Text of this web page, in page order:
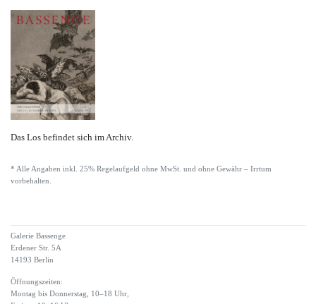
Das Los befindet sich im Archiv.
* Alle Angaben inkl. 25% Regelaufgeld ohne MwSt. und ohne Gewähr – Irrtum
vorbehalten.
Galerie Bassenge
Erdener Str. 5A
14193 Berlin
Öffnungszeiten:
Montag bis Donnerstag, 10–18 Uhr,